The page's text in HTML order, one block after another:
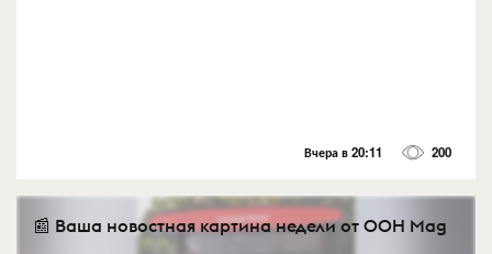
Вчера в 20:11 200
📰 Ваша новостная картина недели от OOH Mag